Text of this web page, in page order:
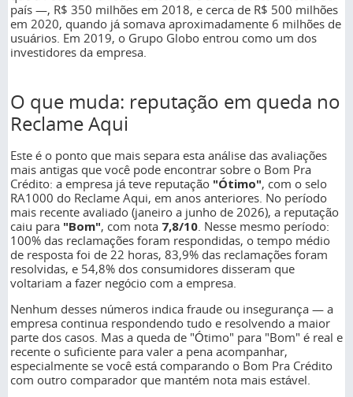
país —, R$ 350 milhões em 2018, e cerca de R$ 500 milhões
em 2020, quando já somava aproximadamente 6 milhões de
usuários. Em 2019, o Grupo Globo entrou como um dos
investidores da empresa.
O que muda: reputação em queda no
Reclame Aqui
Este é o ponto que mais separa esta análise das avaliações
mais antigas que você pode encontrar sobre o Bom Pra
Crédito: a empresa já teve reputação "Ótimo", com o selo
RA1000 do Reclame Aqui, em anos anteriores. No período
mais recente avaliado (janeiro a junho de 2026), a reputação
caiu para "Bom", com nota 7,8/10. Nesse mesmo período:
100% das reclamações foram respondidas, o tempo médio
de resposta foi de 22 horas, 83,9% das reclamações foram
resolvidas, e 54,8% dos consumidores disseram que
voltariam a fazer negócio com a empresa.
Nenhum desses números indica fraude ou insegurança — a
empresa continua respondendo tudo e resolvendo a maior
parte dos casos. Mas a queda de "Ótimo" para "Bom" é real e
recente o suficiente para valer a pena acompanhar,
especialmente se você está comparando o Bom Pra Crédito
com outro comparador que mantém nota mais estável.